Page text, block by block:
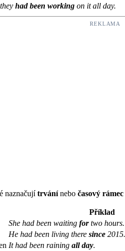
had been working on it all day.
REKLAMA
naznačujítrvánínebo časový rámec
Příklad
She had been waiting fortwo hours.
He had been living there since 2015.
It had been raining all day.